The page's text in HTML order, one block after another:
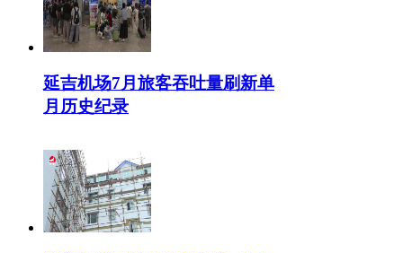
延吉机场7月旅客吞吐量刷新单
月历史纪录